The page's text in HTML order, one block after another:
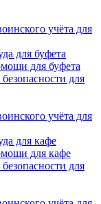
учёта для
для буфета
для буфета
для
учёта для
для кафе
для кафе
для